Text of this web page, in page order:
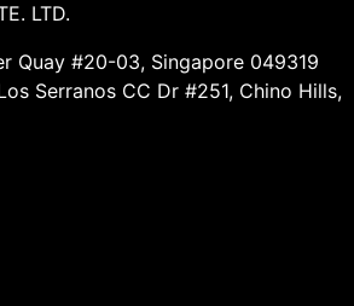
LTD.
Quay #20-03, Singapore 049319
Serranos CC Dr #251, Chino Hills,